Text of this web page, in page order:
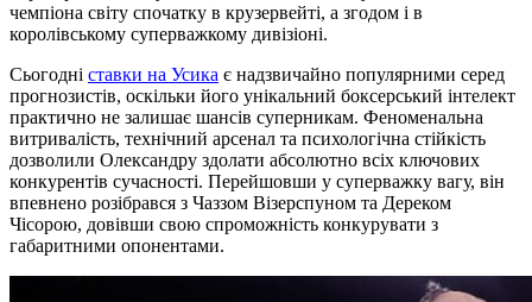
чемпіона світу спочатку в крузервейті, а згодом і в
королівському суперважкому дивізіоні.
Сьогодні ставки на Усика є надзвичайно популярними серед
прогнозистів, оскільки його унікальний боксерський інтелект
практично не залишає шансів суперникам. Феноменальна
витривалість, технічний арсенал та психологічна стійкість
дозволили Олександру здолати абсолютно всіх ключових
конкурентів сучасності. Перейшовши у суперважку вагу, він
впевнено розібрався з Чаззом Візерспуном та Дереком
Чісорою, довівши свою спроможність конкурувати з
габаритними опонентами.